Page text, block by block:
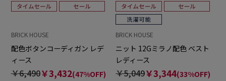
BRICK HOUSE
配色ボタンコーディガン レデ
ィース
￥6,490￥3,432(47%OFF)
BRICK HOUSE
ニット 12Gミラノ配色 ベスト
レディース
￥5,049￥3,344(33%OFF)